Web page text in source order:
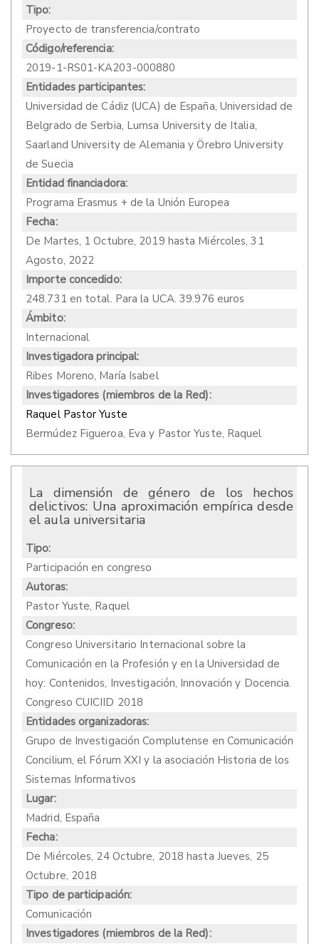
Tipo:
Proyecto de transferencia/contrato
Código/referencia:
2019-1-RS01-KA203-000880
Entidades participantes:
Universidad de Cádiz (UCA) de España, Universidad de
Belgrado de Serbia, Lumsa University de Italia,
Saarland University de Alemania y Örebro University
de Suecia
Entidad financiadora:
Programa Erasmus + de la Unión Europea
Fecha:
De Martes, 1 Octubre, 2019 hasta Miércoles, 31
Agosto, 2022
Importe concedido:
248.731 en total. Para la UCA. 39.976 euros
Ámbito:
Internacional
Investigadora principal:
Ribes Moreno, María Isabel
Investigadores (miembros de la Red):
Raquel Pastor Yuste
Bermúdez Figueroa, Eva y Pastor Yuste, Raquel
La dimensión de género de los hechos
delictivos: Una aproximación empírica desde
el aula universitaria
Tipo:
Participación en congreso
Autoras:
Pastor Yuste, Raquel
Congreso:
Congreso Universitario Internacional sobre la
Comunicación en la Profesión y en la Universidad de
hoy: Contenidos, Investigación, Innovación y Docencia.
Congreso CUICIID 2018
Entidades organizadoras:
Grupo de Investigación Complutense en Comunicación
Concilium, el Fórum XXI y la asociación Historia de los
Sistemas Informativos
Lugar:
Madrid, España
Fecha:
De Miércoles, 24 Octubre, 2018 hasta Jueves, 25
Octubre, 2018
Tipo de participación:
Comunicación
Investigadores (miembros de la Red):